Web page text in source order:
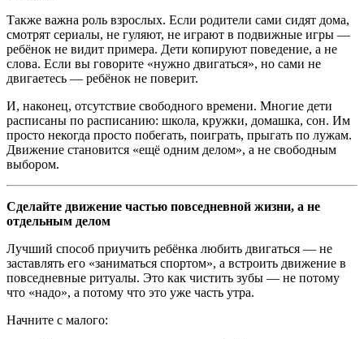
Также важна роль взрослых. Если родители сами сидят дома,
смотрят сериалы, не гуляют, не играют в подвижные игры —
ребёнок не видит примера. Дети копируют поведение, а не
слова. Если вы говорите «нужно двигаться», но сами не
двигаетесь — ребёнок не поверит.
И, наконец, отсутствие свободного времени. Многие дети
расписаны по расписанию: школа, кружки, домашка, сон. Им
просто некогда просто побегать, поиграть, прыгать по лужам.
Движение становится «ещё одним делом», а не свободным
выбором.
Сделайте движение частью повседневной жизни, а не
отдельным делом
Лучший способ приучить ребёнка любить двигаться — не
заставлять его «заниматься спортом», а встроить движение в
повседневные ритуалы. Это как чистить зубы — не потому
что «надо», а потому что это уже часть утра.
Начните с малого: